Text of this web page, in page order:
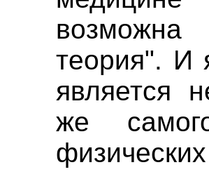
теория". И
является
же